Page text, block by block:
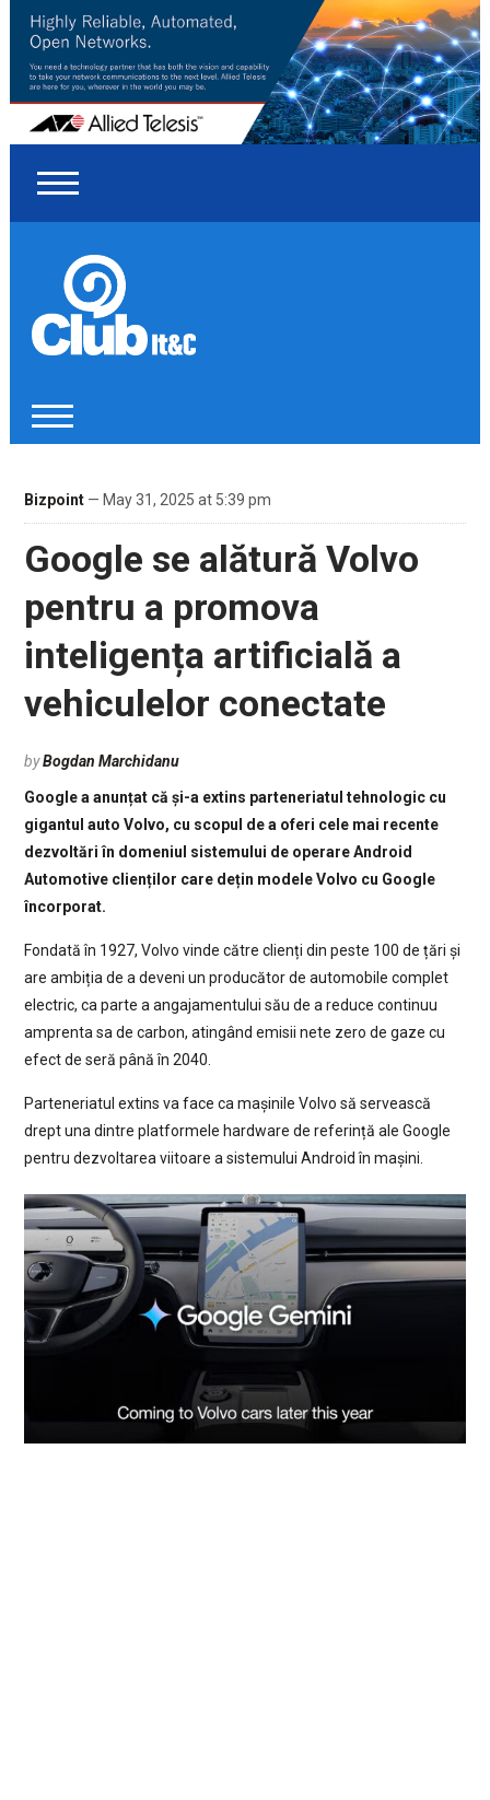
Bizpoint— May 31, 2025 at 5:39 pm
Google se alătură Volvo
pentru a promova
inteligența artificială a
vehiculelor conectate
byBogdan Marchidanu
Google a anunțat că și-a extins parteneriatul tehnologic cu
gigantul auto Volvo, cu scopul de a oferi cele mai recente
dezvoltări în domeniul sistemului de operare Android
Automotive clienților care dețin modele Volvo cu Google
încorporat.
Fondată în 1927, Volvo vinde către clienți din peste 100 de țări și
are ambiția de a deveni un producător de automobile complet
electric, ca parte a angajamentului său de a reduce continuu
amprenta sa de carbon, atingând emisii nete zero de gaze cu
efect de seră până în 2040.
Parteneriatul extins va face ca mașinile Volvo să servească
drept una dintre platformele hardware de referință ale Google
pentru dezvoltarea viitoare a sistemului Android în mașini.